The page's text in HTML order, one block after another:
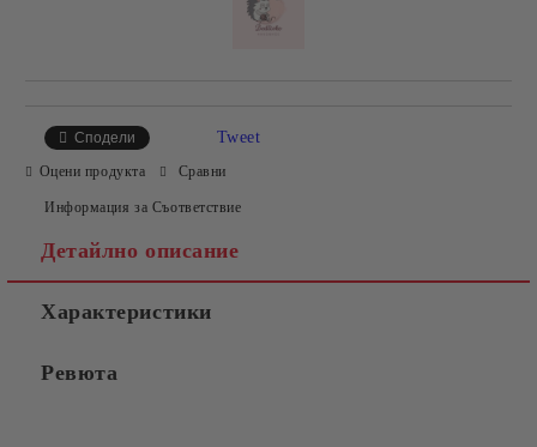
Сподели Tweet
Оцени продукта Сравни
Информация за Съответствие
Детайлно описание
Характеристики
Ревюта